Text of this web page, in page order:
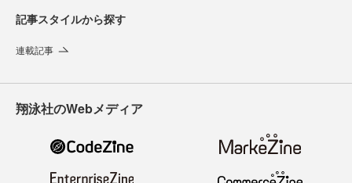
記事スタイルから探す
連載記事
翔泳社のWebメディア